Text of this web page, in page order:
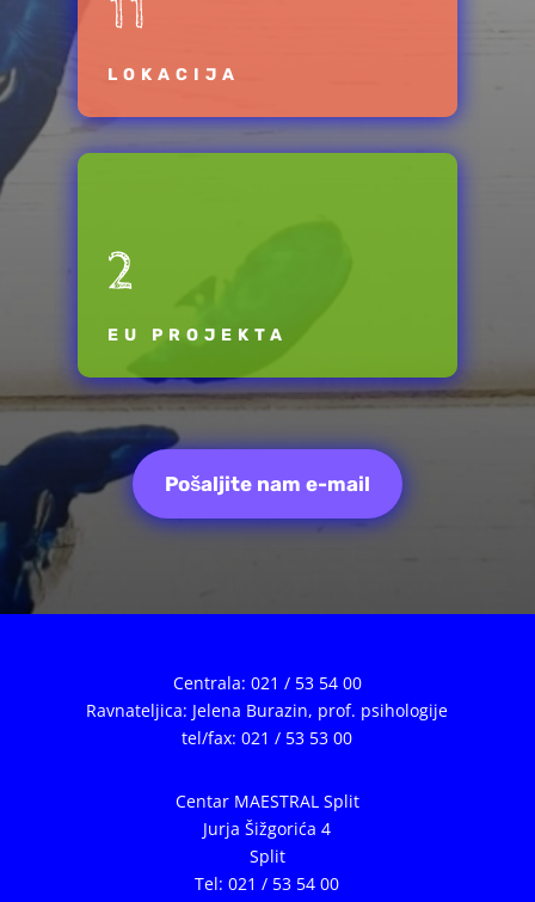
LOKACIJA
2
EU PROJEKTA
Pošaljite nam e-mail
Centrala: 021 / 53 54 00
Ravnateljica: Jelena Burazin, prof. psihologije
tel/fax: 021 / 53 53 00
Centar MAESTRAL Split
Jurja Šižgorića 4
Split
Tel: 021 / 53 54 00